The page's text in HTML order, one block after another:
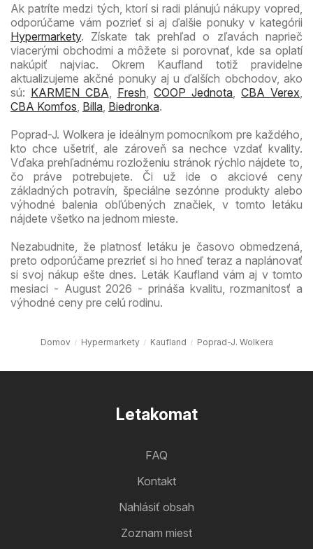
Ak patríte medzi tých, ktorí si radi plánujú nákupy vopred,
odporúčame vám pozrieť si aj ďalšie ponuky v kategórii
Hypermarkety. Získate tak prehľad o zľavách naprieč
viacerými obchodmi a môžete si porovnať, kde sa oplatí
nakúpiť najviac. Okrem Kaufland totiž pravidelne
aktualizujeme akčné ponuky aj u ďalších obchodov, ako
sú: KARMEN CBA Fresh,COOP Jednota ,CBA Verex
CBA Komfos Billa Biedronka.
Poprad-J. Wolkera je ideálnym pomocníkom pre každého,
kto chce ušetriť, ale zároveň sa nechce vzdať kvality.
Vďaka prehľadnému rozloženiu stránok rýchlo nájdete to,
čo práve potrebujete. Či už ide o akciové ceny
základných potravín, špeciálne sezónne produkty alebo
výhodné balenia obľúbených značiek, v tomto letáku
nájdete všetko na jednom mieste.
Nezabudnite, že platnosť letáku je časovo obmedzená,
preto odporúčame prezrieť si ho hneď teraz a naplánovať
si svoj nákup ešte dnes. Leták Kaufland vám aj v tomto
mesiaci - August 2026 - prináša kvalitu, rozmanitosť a
výhodné ceny pre celú rodinu.
Domov Hypermarkety Kaufland Poprad-J. Wolkera
Letakomat
FAQ
Kontakt
Nahlásiť obsah
Zoznam miest